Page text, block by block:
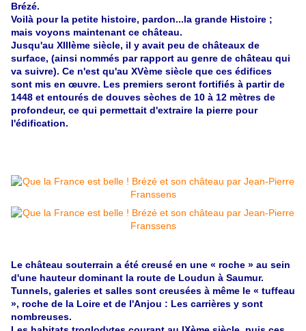
Brézé.
Voilà pour la petite histoire, pardon...la grande Histoire ;
mais voyons maintenant ce château.
Jusqu'au XIIIème siècle, il y avait peu de châteaux de
surface, (ainsi nommés par rapport au genre de château qui
va suivre). Ce n'est qu'au XVème siècle que ces édifices
sont mis en œuvre. Les premiers seront fortifiés à partir de
1448 et entourés de douves sèches de 10 à 12 mètres de
profondeur, ce qui permettait d'extraire la pierre pour
l'édification.
Le château souterrain a été creusé en une « roche » au sein
d'une hauteur dominant la route de Loudun à Saumur.
Tunnels, galeries et salles sont creusées à même le « tuffeau
», roche de la Loire et de l'Anjou : Les carrières y sont
nombreuses.